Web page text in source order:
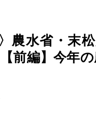
農水省・末
前編】今年